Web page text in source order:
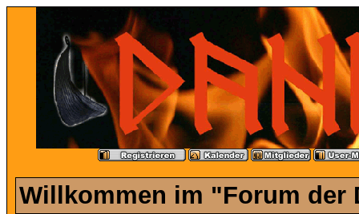
Willkommen im "Forum der